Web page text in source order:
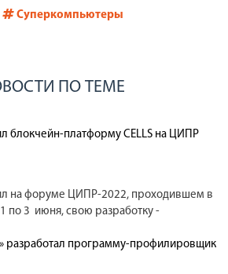
Суперкомпьютеры
ПО ТЕМЕ
блокчейн-платформу CELLS на ЦИПР
на форуме ЦИПР-2022, проходившем в
по 3 июня, свою разработку -
разработал программу-профилировщик